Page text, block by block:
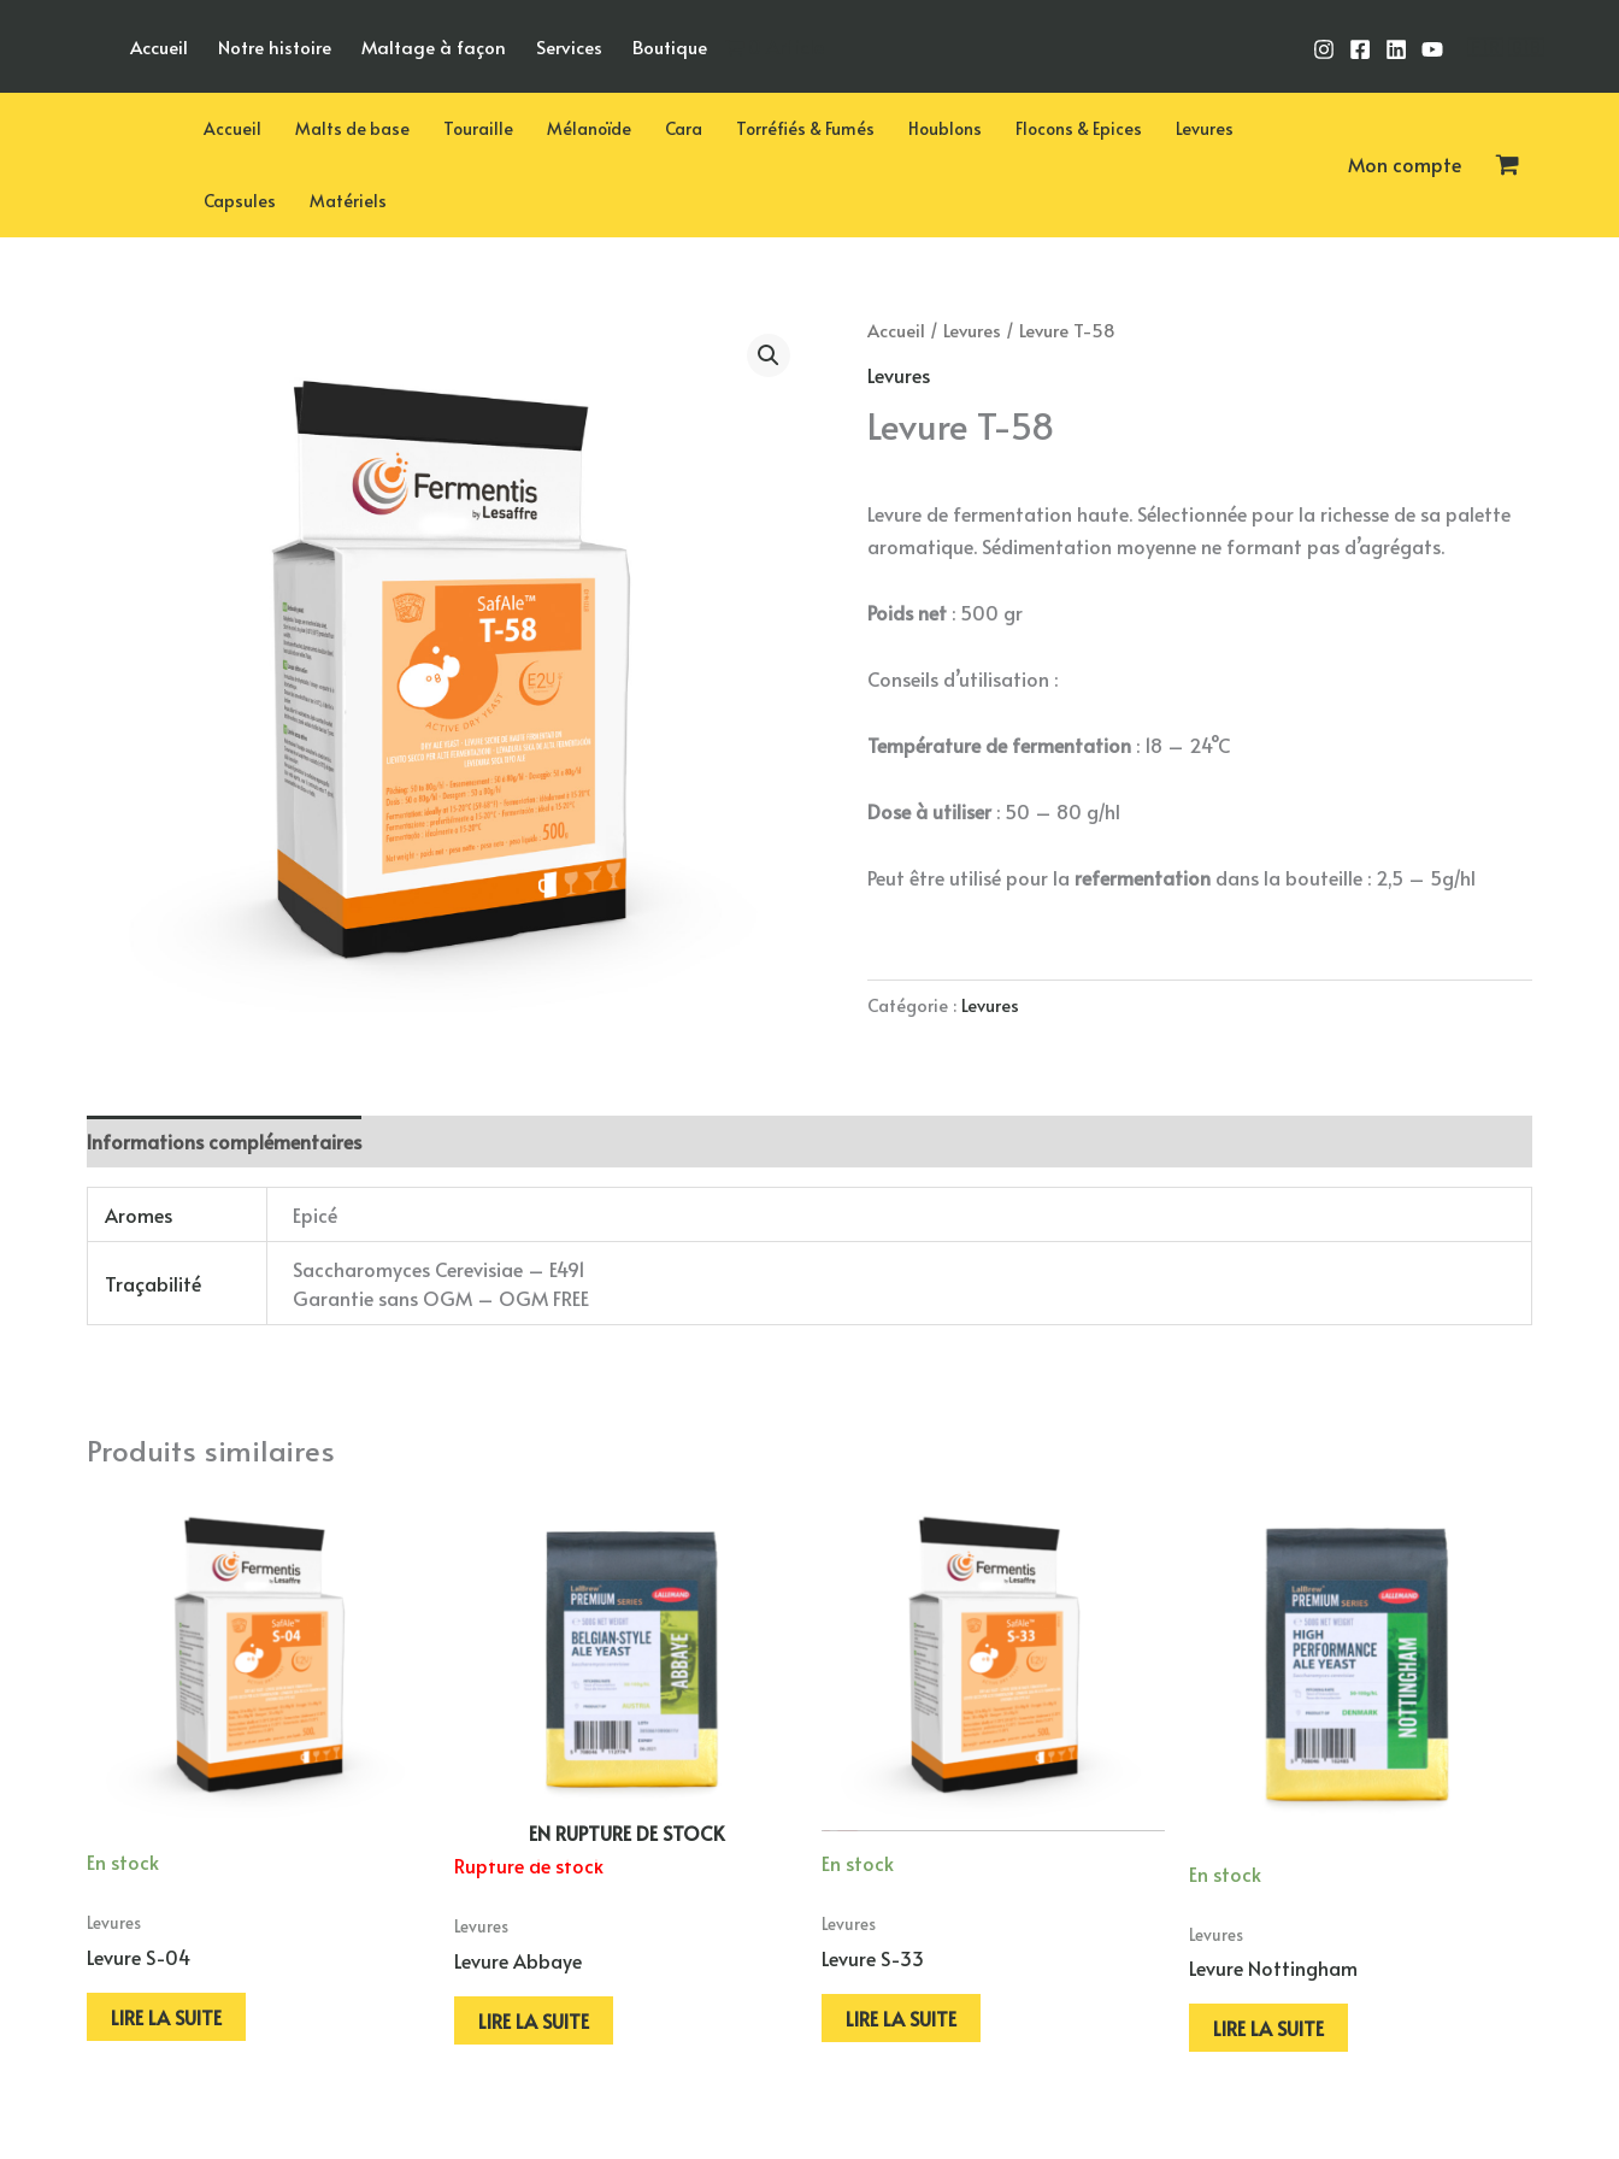
Accueil Notre histoire Maltage à façon Services Boutique
Accueil Malts de base Touraille Mélanoïde Cara Torréfiés & Fumés Houblons Flocons & Epices Levures
Capsules Matériels
Mon compte
Accueil / Levures / Levure T-58
Levures
Levure T-58
Levure de fermentation haute. Sélectionnée pour la richesse de sa palette
aromatique. Sédimentation moyenne ne formant pas d’agrégats.
Poids net : 500 gr
Conseils d’utilisation :
Température de fermentation : 18 – 24°C
Dose à utiliser: 50 – 80 g/hl
Peut être utilisé pour la refermentation dans la bouteille : 2,5 – 5g/hl
Catégorie : Levures
Informations complémentaires
Aromes Epicé
Traçabilité
Saccharomyces Cerevisiae – E491
Garantie sans OGM – OGM FREE
Produits similaires
En stock
Levures
Levure S-04
LIRE LA SUITE
EN RUPTURE DE STOCK
Rupture de stock
Levures
Levure Abbaye
LIRE LA SUITE
En stock
Levures
Levure S-33
LIRE LA SUITE
En stock
Levures
Levure Nottingham
LIRE LA SUITE